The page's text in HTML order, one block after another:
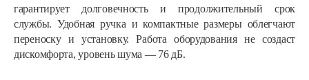
гарантирует долговечность и продолжительный срок
службы. Удобная ручка и компактные размеры облегчают
переноску и установку. Работа оборудования не создаст
дискомфорта, уровень шума — 76 дБ.